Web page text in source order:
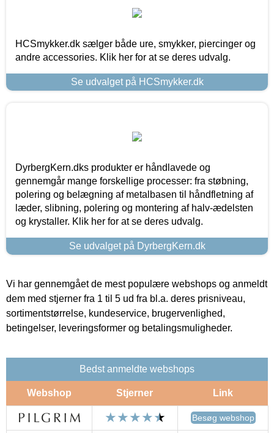
HCSmykker.dk sælger både ure, smykker, piercinger og
andre accessories. Klik her for at se deres udvalg.
Se udvalget på HCSmykker.dk
DyrbergKern.dks produkter er håndlavede og
gennemgår mange forskellige processer: fra støbning,
polering og belægning af metalbasen til håndfletning af
læder, slibning, polering og montering af halv-ædelsten
og krystaller. Klik her for at se deres udvalg.
Se udvalget på DyrbergKern.dk
Vi har gennemgået de mest populære webshops og anmeldt
dem med stjerner fra 1 til 5 ud fra bl.a. deres prisniveau,
sortimentstørrelse, kundeservice, brugervenlighed,
betingelser, leveringsformer og betalingsmuligheder.
Bedst anmeldte webshops
Webshop Stjerner Link
Besøg webshop